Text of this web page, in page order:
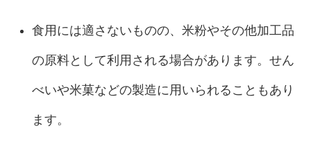
食用には適さないものの、米粉やその他加工品
の原料として利用される場合があります。せん
べいや米菓などの製造に用いられることもあり
ます。